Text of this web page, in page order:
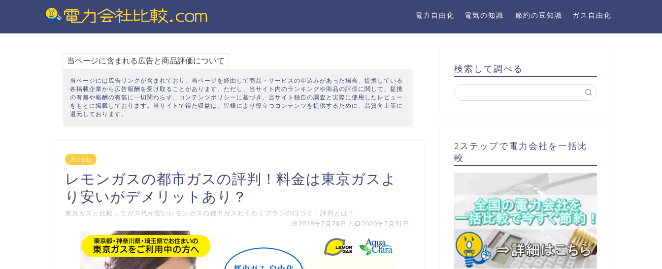
電力自由化 電気の知識 節約の豆知識 ガス自由化
当ページに含まれる広告と商品評価について
当ページには広告リンクが含まれており、当ページを経由して商品・サービスの申込みがあった場合、提携している
各掲載企業から広告報酬を受け取ることがあります。ただし、当サイト内のランキングや商品の評価に関して、提携
の有無や報酬の有無に一切関わらず、 コンテンツポリシー に基づき、当サイト独自の調査と実際に使用したレビュー
をもとに掲載しております。当サイトで得た収益は、皆様により役立つコンテンツを提供するために、品質向上等に
還元しております。
ガス会社
レモンガスの都市ガスの評判！料金は東京ガスよ
り安いがデメリットあり？
東京ガスと比較してガス代が安いレモンガスの都市ガスわくわくプランの口コミ・評判とは？
2018年7月29日 / 2020年7月31日
検索して調べる
2ステップで電力会社を一括比
較
ー